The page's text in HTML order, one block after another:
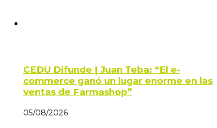
CEDU Difunde | Juan Teba: “El e-
commerce ganó un lugar enorme en las
ventas de Farmashop”
05/08/2026